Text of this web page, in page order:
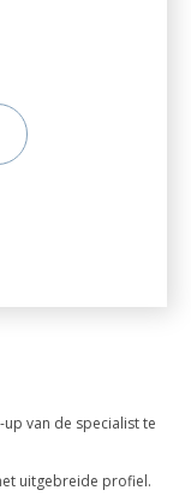
van de specialist te
uitgebreide profiel.